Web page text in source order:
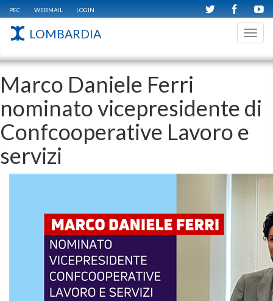
PEC WEBMAIL LOGIN
LOMBARDIA
Marco Daniele Ferri
nominato vicepresidente di
Confcooperative Lavoro e
servizi